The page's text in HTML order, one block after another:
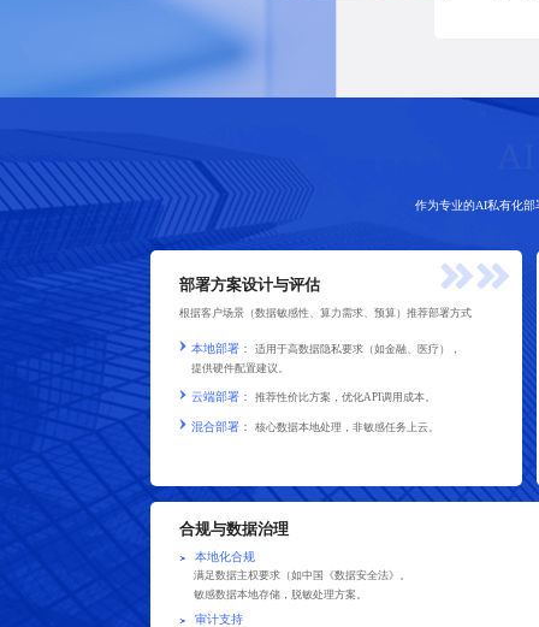
作为专业的AI私有化
部署方案设计与评估
根据客户场景（数据敏感性、算力需求、预算）推荐部署方式
本地部署：
适用于高数据隐私要求（如金融、医疗），
提供硬件配置建议。
云端部署： 推荐性价比方案，优化API调用成本。
混合部署： 核心数据本地处理，非敏感任务上云。
合规与数据治理
本地化合规
满足数据主权要求（如中国《数据安全法》。
敏感数据本地存储，脱敏处理方案。
审计支持